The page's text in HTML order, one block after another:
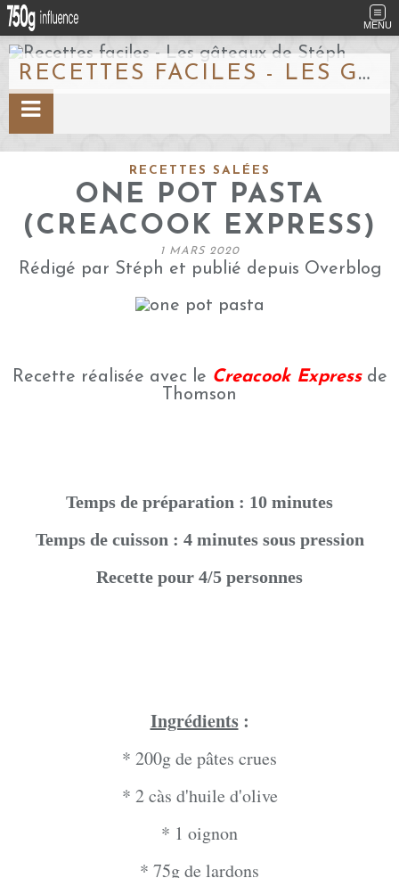
MENU
RECETTES FACILES - LES GÂTEAUX DE STÉPH
RECETTES SALÉES
ONE POT PASTA
(CREACOOK EXPRESS)
1 MARS 2020
Rédigé par Stéph et publié depuis Overblog
Recette réalisée avec le Creacook Expressde
Thomson
Temps de préparation : 10 minutes
Temps de cuisson : 4 minutes sous pression
Recette pour 4/5 personnes
Ingrédients:
* 200g de pâtes crues
* 2 càs d'huile d'olive
* 1 oignon
* 75g de lardons